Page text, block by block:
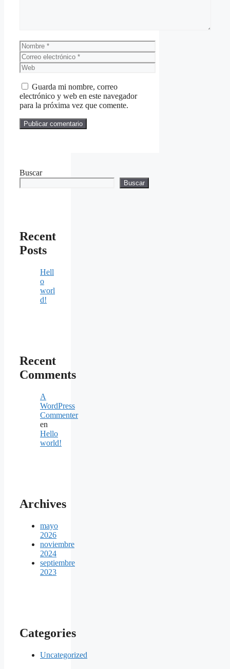
Nombre
Correo
electrónico
Web
Guarda mi nombre, correo
electrónico y web en este navegador
para la próxima vez que comente.
Buscar
Buscar
Recent
Posts
Hell
o
worl
d!
Recent
Comments
A
WordPress
Commenter
en
Hello
world!
Archives
mayo
2026
noviembre
2024
septiembre
2023
Categories
Uncategorized